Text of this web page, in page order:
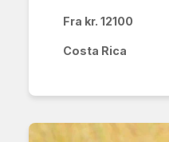
Fra kr. 12100
Costa Rica